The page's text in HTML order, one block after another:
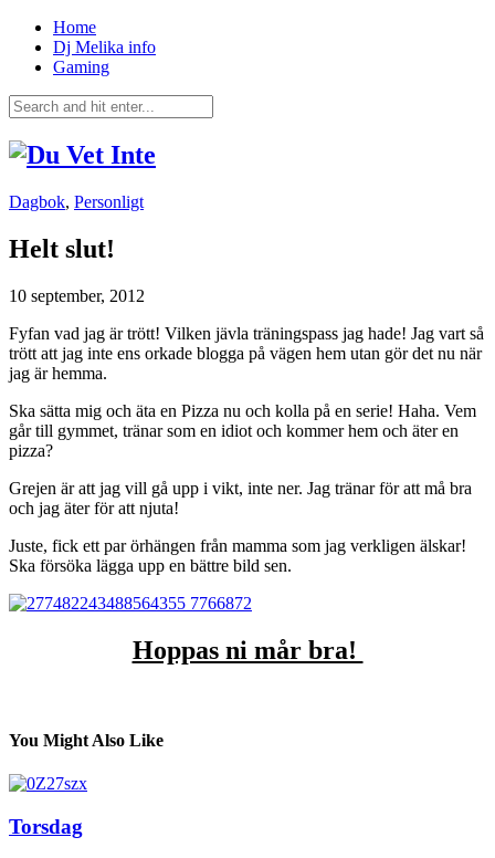
Home
Dj Melika info
Gaming
Dagbok, Personligt
Helt slut!
10 september, 2012
Fyfan vad jag är trött! Vilken jävla träningspass jag hade! Jag vart så
trött att jag inte ens orkade blogga på vägen hem utan gör det nu när
jag är hemma.
Ska sätta mig och äta en Pizza nu och kolla på en serie! Haha. Vem
går till gymmet, tränar som en idiot och kommer hem och äter en
pizza?
Grejen är att jag vill gå upp i vikt, inte ner. Jag tränar för att må bra
och jag äter för att njuta!
Juste, fick ett par örhängen från mamma som jag verkligen älskar!
Ska försöka lägga upp en bättre bild sen.
Hoppas ni mår bra!
You Might Also Like
Torsdag